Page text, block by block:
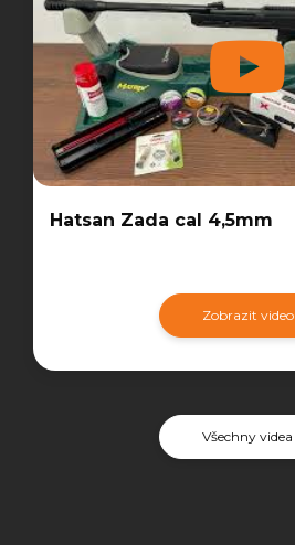
Hatsan Zada cal 4,5mm
Zobrazit video
Všechny videa